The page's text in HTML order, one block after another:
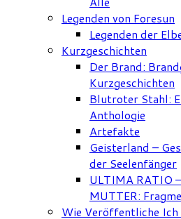
Legenden von Foresun
Legenden der
Kurzgeschichten
Der Brand:
Kurzgeschichten
Blutroter Stahl:
Anthologie
Artefakte
Geisterland –
der Seelenfänger
ULTIMA RATIO
MUTTER:
Wie Veröffentliche Ich